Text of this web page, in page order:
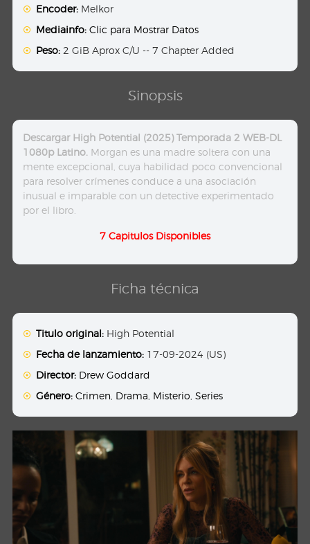
Encoder: Melkor
Mediainfo: Clic para Mostrar Datos
Peso: 2 GiB Aprox C/U -- 7 Chapter Added
Sinopsis
Descargar High Potential (2025) Temporada 2 WEB-DL
1080p Latino. Morgan es una madre soltera con una
mente excepcional, cuya habilidad poco convencional
para resolver crímenes conduce a una asociación
inusual e imparable con un detective experimentado
por el libro.
7 Capitulos Disponibles
Ficha técnica
Titulo original: High Potential
Fecha de lanzamiento: 17-09-2024 (US)
Director: Drew Goddard
Género: Crimen Drama Misterio ,Series